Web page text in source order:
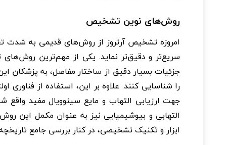
روش‌های نوین تشخیص
امروزه تشخیص آرتروز از روش‌های قدیمی به شدت
جزئیات بسیار دقیق از ساختار مفاصل، به پزشکان
را شناسایی کنند. علاوه بر این، استفاده از فناوری
جهت ارزیابی التهاب و مایع سینوویال مفید
التهابی و بیوشیمیایی نیز به عنوان مکمل این
ابزار و تکنیک تشخیصی، در کنار بررسی جامع